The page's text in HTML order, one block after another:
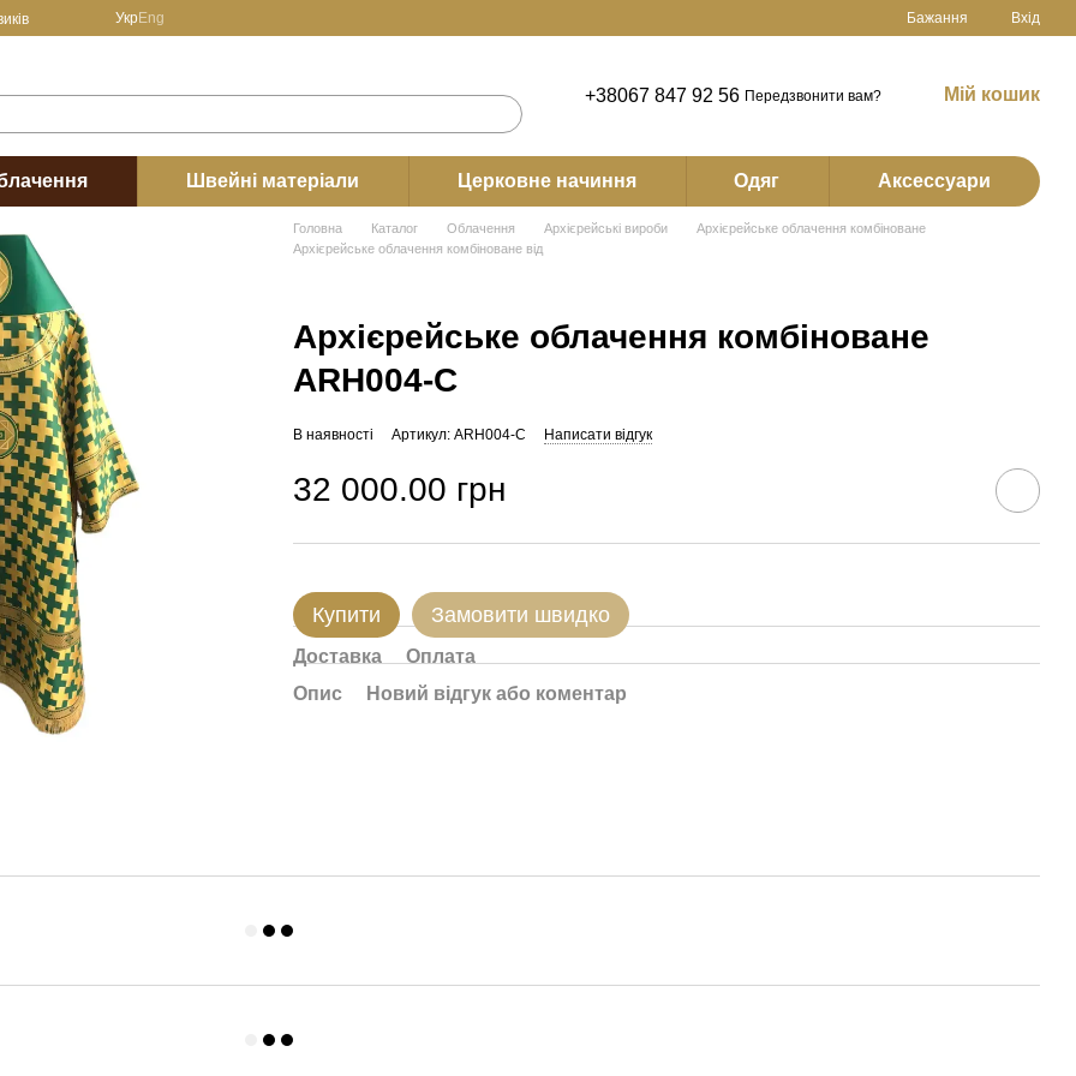
УкрEng Бажання Вхід
+38067 847 92 56 Передзвонити вам? Мій кошик
Швейні матеріали Церковне начиння Одяг Аксессуари
Головна Каталог Облачення Архієрейські вироби
Архієрейське облачення комбіноване
Архієрейське облачення комбіноване від
Архієрейське облачення комбіноване
ARH004-С
В наявності Артикул: ARH004-С Написати відгук
32 000.00 грн
Купити Замовити швидко
Доставка
Оплата
Опис
Новий відгук або коментар